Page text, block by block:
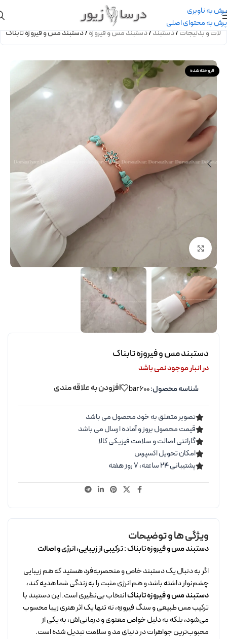
پرش به ناوبری
پرش به محتوای اصلی
و بدلیجات/دستبند/دستبند مس و فیروزه/دستبند مس و فیروزه تابناک
فروخته شده
برای بزرگنمایی کلیک کنید
دستبند مس و فیروزه تابناک
در انبار موجود نمی باشد
شناسه محصول:bar600 افزودن به علاقه مندی
تصویر متعلق به خود محصول می باشد
قیمت محصول بروز و آماده ارسال می باشد
گارانتی اصالت و سلامت فیزیکی کالا
امکان تحویل اکسپرس
پشتیبانی ۲۴ ساعته، ۷ روز هفته
ویژگی ها و توضیحات
دستبند مس و فیروزه تابناک : ترکیبی از زیبایی، انرژی و اصالت
اگر به دنبال یک دستبند خاص و منحصربه‌فرد هستید که هم زیبایی
چشم‌نواز داشته باشد و هم انرژی مثبت را به زندگی شما هدیه کند،
دستبند مس و فیروزه تابناکانتخاب بی‌نظیری است. این دستبند با
ترکیب مس طبیعی و سنگ فیروزه، نه تنها یک اثر هنری زیبا محسوب
می‌شود، بلکه به دلیل خواص معنوی و درمانی‌اش، به یکی از
محبوب‌ترین جواهرات در دنیای مد و سلامت تبدیل شده است.